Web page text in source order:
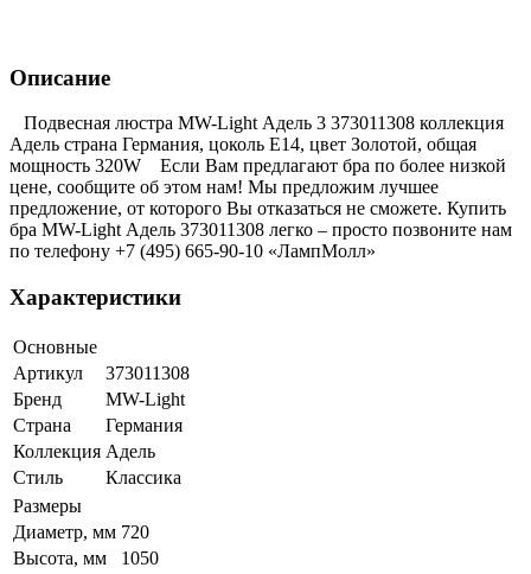
Описание
Подвесная люстра MW-Light Адель 3 373011308 коллекция
Адель страна Германия, цоколь E14, цвет Золотой, общая
мощность 320W Если Вам предлагают бра по более низкой
цене, сообщите об этом нам! Мы предложим лучшее
предложение, от которого Вы отказаться не сможете. Купить
бра MW-Light Адель 373011308 легко – просто позвоните нам
по телефону +7 (495) 665-90-10 «ЛампМолл»
Характеристики
Основные
Артикул
373011308
Бренд
MW-Light
Страна
Германия
Коллекция Адель
Стиль
Классика
Размеры
Диаметр, мм 720
Высота, мм
1050